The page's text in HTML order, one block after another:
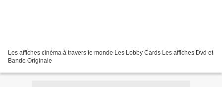
Les affiches cinéma à travers le monde Les Lobby Cards Les affiches Dvd et
Bande Originale